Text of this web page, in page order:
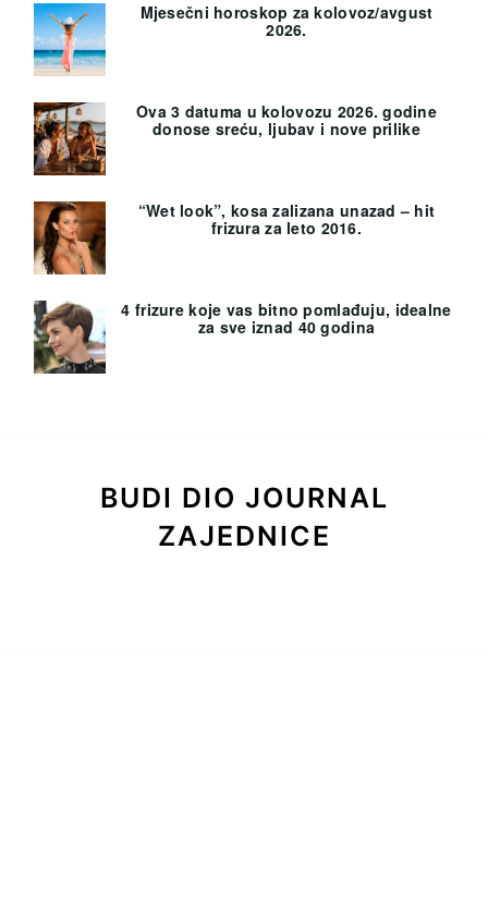
Mjesečni horoskop za kolovoz/avgust
2026.
Ova 3 datuma u kolovozu 2026. godine
donose sreću, ljubav i nove prilike
“Wet look”, kosa zalizana unazad – hit
frizura za leto 2016.
4 frizure koje vas bitno pomlađuju, idealne
za sve iznad 40 godina
BUDI DIO JOURNAL
ZAJEDNICE